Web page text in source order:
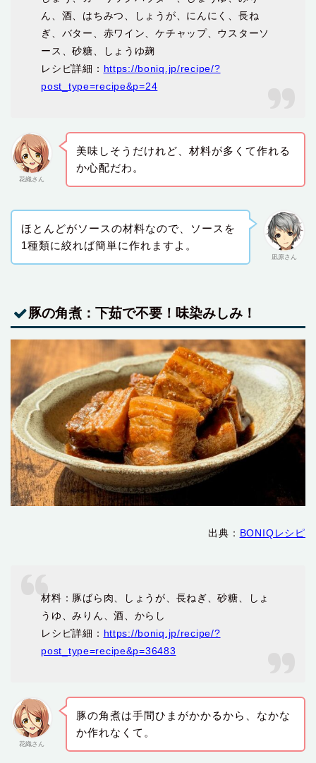
ん、酒、はちみつ、しょうが、にんにく、長ね
ぎ、バター、赤ワイン、ケチャップ、ウスターソ
ース、砂糖、しょうゆ麹
レシピ詳細： https://boniq.jp/recipe/?
post_type=recipe&p=24
花織さん
美味しそうだけれど、材料が多くて作れる
か心配だわ。
凪原さん
ほとんどがソースの材料なので、ソースを
1種類に絞れば簡単に作れますよ。
豚の角煮：下茹で不要！味染みしみ！
出典： BONIQレシピ
材料：豚ばら肉、しょうが、長ねぎ、砂糖、しょ
うゆ、みりん、酒、からし
レシピ詳細： https://boniq.jp/recipe/?
post_type=recipe&p=36483
花織さん
豚の角煮は手間ひまがかかるから、なかな
か作れなくて。